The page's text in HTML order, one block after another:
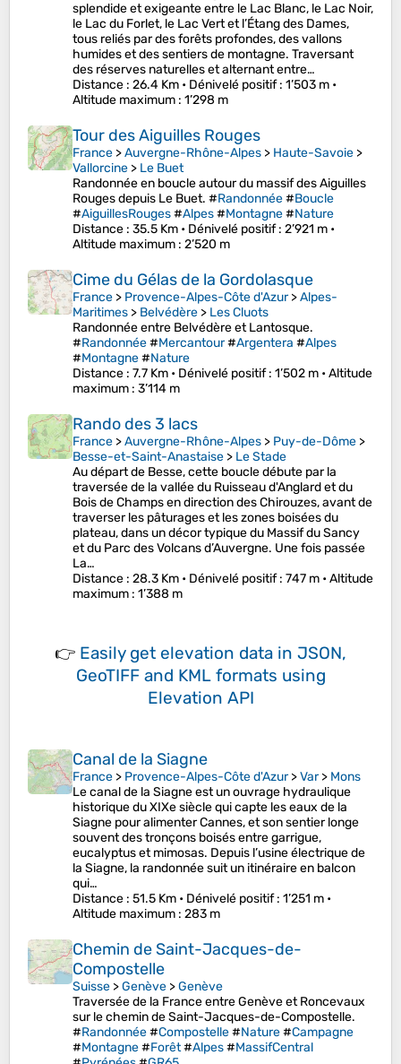
splendide et exigeante entre le Lac Blanc, le Lac Noir,
le Lac du Forlet, le Lac Vert et l’Étang des Dames,
tous reliés par des forêts profondes, des vallons
humides et des sentiers de montagne. Traversant
des réserves naturelles et alternant entre…
Distance : 26.4 Km • Dénivelé positif: 1’503 m •
Altitude maximum : 1’298 m
Tour des Aiguilles Rouges
France >Auvergne-Rhône-Alpes > Haute-Savoie >
Vallorcine > Le Buet
Randonnée en boucle autour du massif des Aiguilles
Rouges depuis Le Buet. #Randonnée#Boucle
#AiguillesRouges#Alpes#Montagne#Nature
Distance : 35.5 Km • Dénivelé positif: 2’921 m •
Altitude maximum : 2’520 m
Cime du Gélas de la Gordolasque
France > Provence-Alpes-Côte d'Azur>Alpes-
Maritimes > Belvédère > Les Cluots
Randonnée entre Belvédère et Lantosque.
#Randonnée#Mercantour#Argentera #Alpes
#Montagne#Nature
Distance : 7.7 Km • Dénivelé positif: 1’502 m •Altitude
maximum : 3’114 m
Rando des 3 lacs
France >Auvergne-Rhône-Alpes > Puy-de-Dôme >
Besse-et-Saint-Anastaise > Le Stade
Au départ de Besse, cette boucle débute par la
traversée de la vallée du Ruisseau d'Anglard et du
Bois de Champs en direction des Chirouzes, avant de
traverser les pâturages et les zones boisées du
plateau, dans un décor typique du Massif du Sancy
et du Parc des Volcans d’Auvergne. Une fois passée
La…
Distance : 28.3 Km • Dénivelé positif: 747 m •Altitude
maximum : 1’388 m
👉 Easily get elevation data in JSON,
GeoTIFF and KML formats using
Elevation API
Canal de la Siagne
France > Provence-Alpes-Côte d'Azur>Var> Mons
Le canal de la Siagne est un ouvrage hydraulique
historique du XIXe siècle qui capte les eaux de la
Siagne pour alimenter Cannes, et son sentier longe
souvent des tronçons boisés entre garrigue,
eucalyptus et mimosas. Depuis l’usine électrique de
la Siagne, la randonnée suit un itinéraire en balcon
qui…
Distance : 51.5 Km • Dénivelé positif: 1’251 m •
Altitude maximum : 283 m
Chemin de Saint-Jacques-de-
Compostelle
Suisse >Genève >Genève
Traversée de la France entre Genève et Roncevaux
sur le chemin de Saint-Jacques-de-Compostelle.
#Randonnée#Compostelle#Nature#Campagne
#Montagne#Forêt#Alpes#MassifCentral